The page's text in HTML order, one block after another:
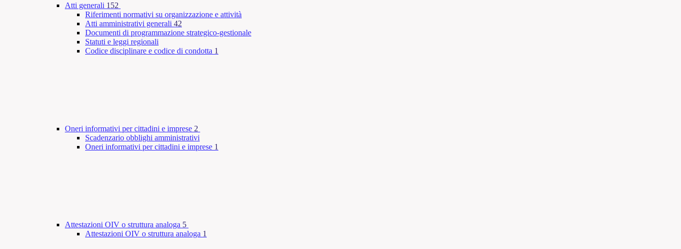
Atti generali 152
Riferimenti normativi su organizzazione e attività
Atti amministrativi generali 42
Documenti di programmazione strategico-gestionale
Statuti e leggi regionali
Codice disciplinare e codice di condotta 1
Oneri informativi per cittadini e imprese 2
Scadenzario obblighi amministrativi
Oneri informativi per cittadini e imprese 1
Attestazioni OIV o struttura analoga 5
Attestazioni OIV o struttura analoga 1